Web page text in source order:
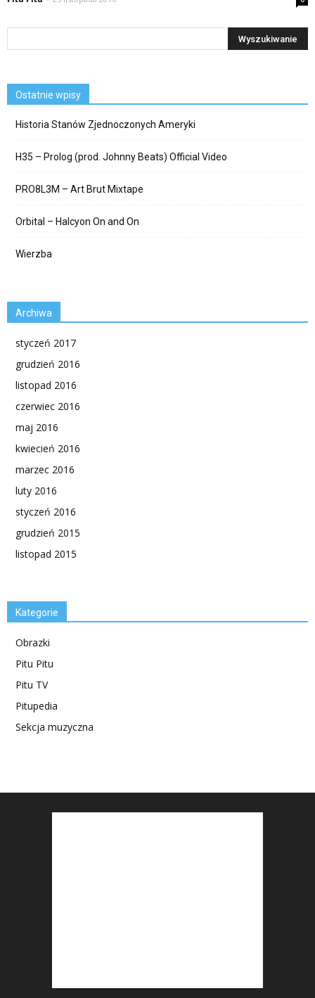
Ostatnie wpisy
Historia Stanów Zjednoczonych Ameryki
H35 – Prolog (prod. Johnny Beats) Official Video
PRO8L3M – Art Brut Mixtape
Orbital – Halcyon On and On
Wierzba
Archiwa
styczeń 2017
grudzień 2016
listopad 2016
czerwiec 2016
maj 2016
kwiecień 2016
marzec 2016
luty 2016
styczeń 2016
grudzień 2015
listopad 2015
Kategorie
Obrazki
Pitu Pitu
Pitu TV
Pitupedia
Sekcja muzyczna